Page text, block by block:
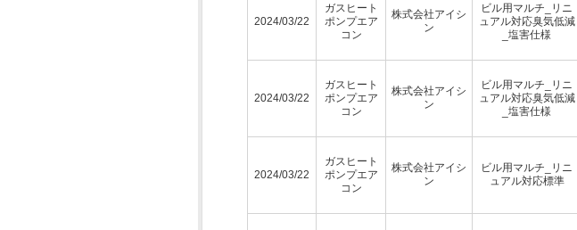
2024/03/22
ガスヒート
ポンプエア
コン
株式会社アイシ
ン
ビル用マルチ_リニ
ュアル対応臭気低減
_塩害仕様
2024/03/22
ガスヒート
ポンプエア
コン
株式会社アイシ
ン
ビル用マルチ_リニ
ュアル対応臭気低減
_塩害仕様
2024/03/22
ガスヒート
ポンプエア
コン
株式会社アイシ
ン
ビル用マルチ_リニ
ュアル対応標準